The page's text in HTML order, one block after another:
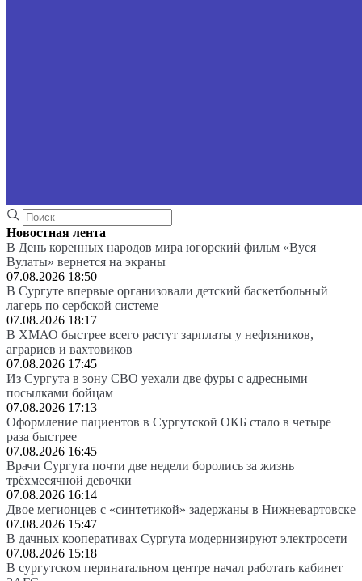
Новостная лента
В День коренных народов мира югорский фильм «Вуся
Вулаты» вернется на экраны
07.08.2026 18:50
В Сургуте впервые организовали детский баскетбольный
лагерь по сербской системе
07.08.2026 18:17
В ХМАО быстрее всего растут зарплаты у нефтяников,
аграриев и вахтовиков
07.08.2026 17:45
Из Сургута в зону СВО уехали две фуры с адресными
посылками бойцам
07.08.2026 17:13
Оформление пациентов в Сургутской ОКБ стало в четыре
раза быстрее
07.08.2026 16:45
Врачи Сургута почти две недели боролись за жизнь
трёхмесячной девочки
07.08.2026 16:14
Двое мегионцев с «синтетикой» задержаны в Нижневартовске
07.08.2026 15:47
В дачных кооперативах Сургута модернизируют электросети
07.08.2026 15:18
В сургутском перинатальном центре начал работать кабинет